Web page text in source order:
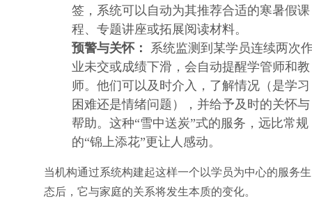
签，系统可以自动为其推荐合适的寒暑假课
程、专题讲座或拓展阅读材料。
预警与关怀：
系统监测到某学员连续两次
业未交或成绩下滑，会自动提醒学管师和教
师。他们可以及时介入，了解情况（是学习
困难还是情绪问题），并给予及时的关怀与
帮助。这种“雪中送炭”式的服务，远比常规
的“锦上添花”更让人感动。
当机构通过系统构建起这样一个以学员为中心的服务生
态后，它与家庭的关系将发生本质的变化。